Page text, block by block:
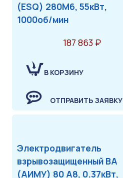
(ESQ) 280M6, 55кВт,
1000об/мин
187 863 ₽
В КОРЗИНУ
ОТПРАВИТЬ ЗАЯВКУ
Электродвигатель
взрывозащищенный ВА
(АИМУ) 80 А8, 0.37кВт,